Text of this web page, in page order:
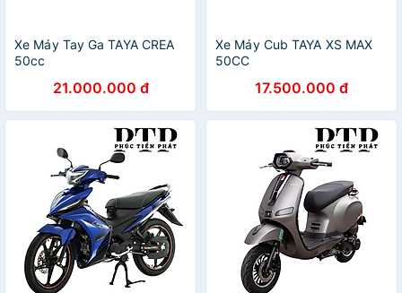
Xe Máy Tay Ga TAYA CREA
50cc
21.000.000 đ
Xe Máy Cub TAYA XS MAX
50CC
17.500.000 đ